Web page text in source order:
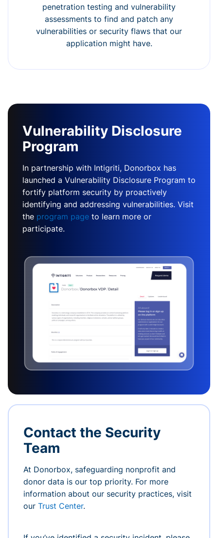
penetration testing and vulnerability
assessments to find and patch any
vulnerabilities or security flaws that our
application might have.
Vulnerability Disclosure
Program
In partnership with Intigriti, Donorbox has
launched a Vulnerability Disclosure Program to
fortify platform security by proactively
identifying and addressing vulnerabilities. Visit
the program page to learn more or
participate.
Contact the Security
Team
At Donorbox, safeguarding nonprofit and
donor data is our top priority. For more
information about our security practices, visit
our Trust Center.